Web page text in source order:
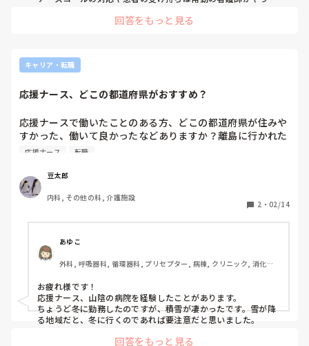
忙しそうな病棟だったので、少しでも手伝ってくれたらありが
回答をもっと見る
キャリア・転職
応援ナース、どこの都道府県がおすすめ？
応援ナースで働いたことのある方、どこの都道府県が住みや
すかった、働いて良かったなどありますか？離島に行かれた
方の話も聞いてみたいです。
鮮で楽しかったです。
応援ナース 転職
豆太郎
内科, その他の科, 介護施設
2 ・ 02/14
あゆこ
外科, 呼吸器科, 循環器科, プリセプター, 病棟, クリニック, 消化器
お疲れ様です！
応援ナース、山陰の病院を経験したことがあります。
ちょうど冬に勤務したのですが、積雪が凄かったです。雪が降
る地域だと、冬に行くのであれば要注意だと思いました。
回答をもっと見る